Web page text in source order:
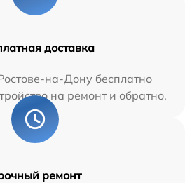
доставка
на-Дону бесплатно
на ремонт и обратно.
ремонт